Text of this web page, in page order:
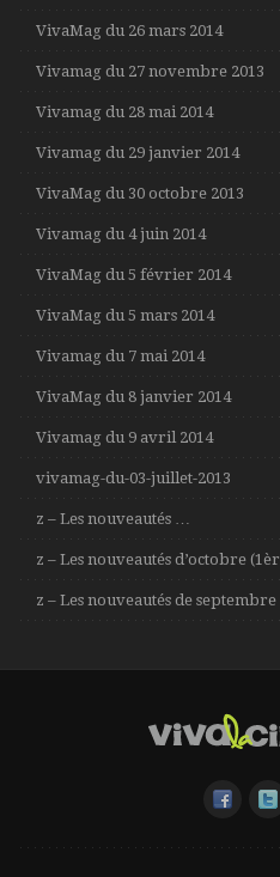
VivaMag du 26 mars 2014
Vivamag du 27 novembre 2013
Vivamag du 28 mai 2014
Vivamag du 29 janvier 2014
VivaMag du 30 octobre 2013
Vivamag du 4 juin 2014
VivaMag du 5 février 2014
VivaMag du 5 mars 2014
Vivamag du 7 mai 2014
VivaMag du 8 janvier 2014
Vivamag du 9 avril 2014
vivamag-du-03-juillet-2013
z – Les nouveautés …
z – Les nouveautés d’octobre
z – Les nouveautés de septembre